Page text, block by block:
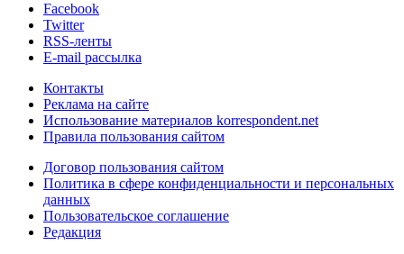
Facebook
Twitter
RSS-ленты
E-mail рассылка
Контакты
Реклама на сайте
Использование материалов korrespondent.net
Правила пользования сайтом
Договор пользования сайтом
Политика в сфере конфиденциальности и персональных
данных
Пользовательское соглашение
Редакция